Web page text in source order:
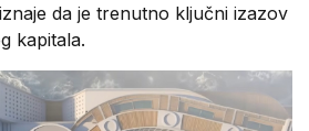
da je trenutno ključni izazov
kapitala.